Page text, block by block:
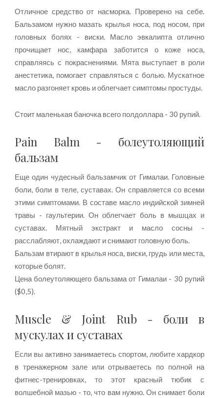
Отличное средство от насморка. Проверено на себе.
Бальзамом нужно мазать крылья носа, под носом, при
головных болях - виски. Масло эвкалипта отлично
прочищает нос, камфара заботится о коже носа,
справляясь с покраснениями. Мята выступает в роли
анестетика, помогает справляться с болью. Мускатное
масло разгоняет кровь и облегчает симптомы простуды.
Стоит маленькая баночка всего полдоллара - 30 рупий.
Pain Balm - болеутоляющий
бальзам
Еще один чудесный бальзамчик от Гималаи. Головные
боли, боли в теле, суставах. Он справляется со всеми
этими симптомами. В составе масло индийской зимней
травы - гаультерии. Он облегчает боль в мышцах и
суставах. Мятный экстракт и масло сосны -
расслабляют, охлаждают и снимают головную боль.
Бальзам втирают в крылья носа, виски, грудь или места,
которые болят.
Цена болеутоляющего бальзама от Гималаи - 30 рупий
($0,5).
Muscle & Joint Rub - боли в
мускулах и суставах
Если вы активно занимаетесь спортом, любите хардкор
в тренажерном зале или отрываетесь по полной на
фитнес-тренировках, то этот красный тюбик с
волшебной мазью - то, что вам нужно. Он снимает боли